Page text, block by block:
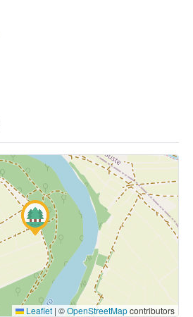
Leaflet | ©OpenStreetMapcontributors